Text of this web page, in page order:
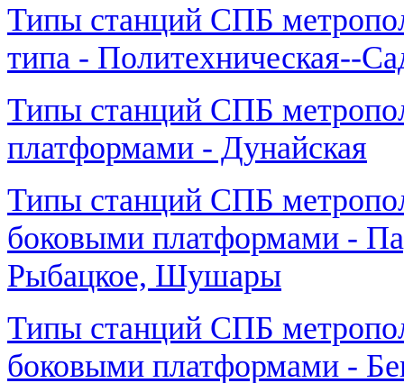
Типы станций СПБ
типа - Политехническая--
Типы станций СПБ
платформами - Дунайская
Типы станций СПБ
боковыми платформами -
Рыбацкое, Шушары
Типы станций СПБ
боковыми платформами -